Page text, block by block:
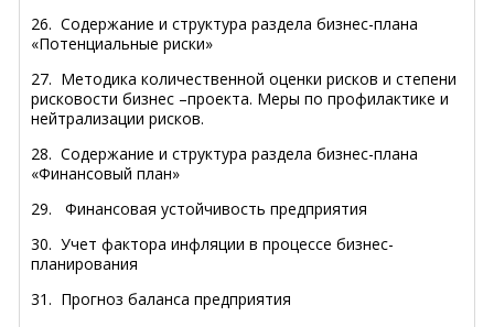
26. Содержание и структура раздела бизнес-плана
«Потенциальные риски»
27. Методика количественной оценки рисков и степени
рисковости бизнес –проекта. Меры по профилактике и
нейтрализации рисков.
28. Содержание и структура раздела бизнес-плана
«Финансовый план»
29.
Финансовая устойчивость предприятия
30. Учет фактора инфляции в процессе бизнес-
планирования
31. Прогноз баланса предприятия